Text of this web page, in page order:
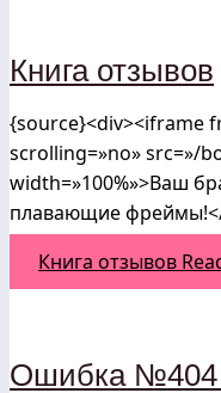
Книга отзывов
{source}<div><iframe
scrolling=»no» src=»/
width=»100%»>Ваш
плавающие
Книга отзывов
Ошибка №404